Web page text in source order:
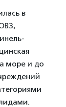
в
море и до